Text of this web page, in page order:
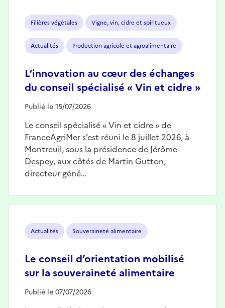
Filières végétales Vigne, vin, cidre et spiritueux
Actualités Production agricole et agroalimentaire
L’innovation au cœur des échanges
du conseil spécialisé « Vin et cidre »
Publié le 15/07/2026
Le conseil spécialisé « Vin et cidre » de
FranceAgriMer s’est réuni le 8 juillet 2026, à
Montreuil, sous la présidence de Jérôme
Despey, aux côtés de Martin Gutton,
directeur géné…
Actualités Souveraineté alimentaire
Le conseil d’orientation mobilisé
sur la souveraineté alimentaire
Publié le 07/07/2026